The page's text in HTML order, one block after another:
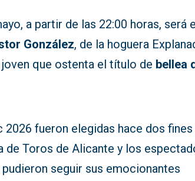
a partir de las 22:00 horas, será
González, de la hoguera
que ostenta el título de bellea
2026 fueron elegidas hace dos
de Toros de Alicante y los
seguir sus emocionantes